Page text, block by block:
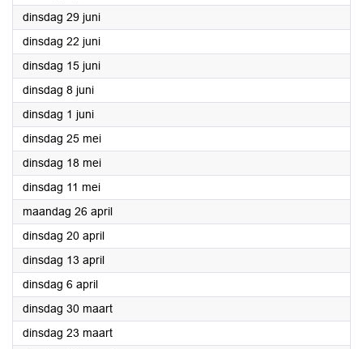
dinsdag 29 juni2021
dinsdag 22 juni2021
dinsdag 15 juni2021
dinsdag 8 juni2021
dinsdag 1 juni2021
dinsdag 25 mei2021
dinsdag 18 mei2021
dinsdag 11 mei2021
maandag 26 april2021
dinsdag 20 april2021
dinsdag 13 april2021
dinsdag 6 april2021
dinsdag 30 maart2021
dinsdag 23 maart2021